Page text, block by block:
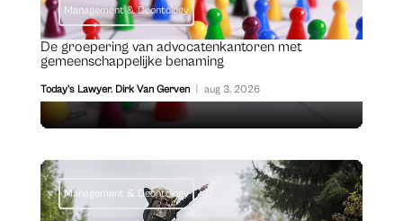
Management & Deontology
De groepering van advocatenkantoren met
gemeenschappelijke benaming
Today's Lawyer, Dirk Van Gerven aug 3, 2026
Management & Deontology